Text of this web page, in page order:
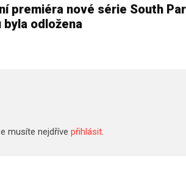
premiéra nové série South
byla odložena
musíte nejdříve přihlásit